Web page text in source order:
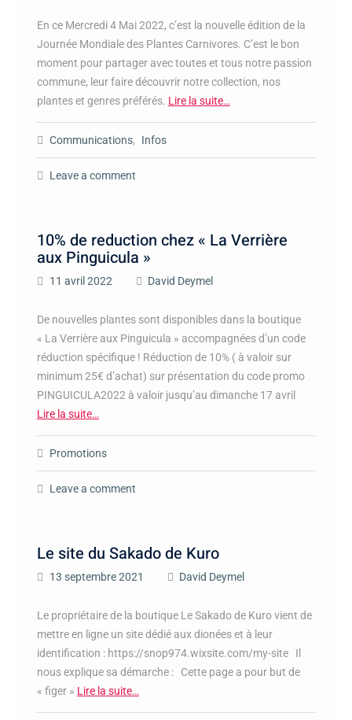
En ce Mercredi 4 Mai 2022, c’est la nouvelle édition de la
Journée Mondiale des Plantes Carnivores. C’est le bon
moment pour partager avec toutes et tous notre passion
commune, leur faire découvrir notre collection, nos
plantes et genres préférés. Lire la suite…
Communications, Infos
Leave a comment
10% de reduction chez « La Verrière
aux Pinguicula »
11 avril 2022 David Deymel
De nouvelles plantes sont disponibles dans la boutique
« La Verrière aux Pinguicula » accompagnées d’un code
réduction spécifique ! Réduction de 10% ( à valoir sur
minimum 25€ d’achat) sur présentation du code promo
PINGUICULA2022 à valoir jusqu’au dimanche 17 avril
Lire la suite…
Promotions
Leave a comment
Le site du Sakado de Kuro
13 septembre 2021 David Deymel
Le propriétaire de la boutique Le Sakado de Kuro vient de
mettre en ligne un site dédié aux dionées et à leur
identification : https://snop974.wixsite.com/my-site Il
nous explique sa démarche : Cette page a pour but de
« figer » Lire la suite…